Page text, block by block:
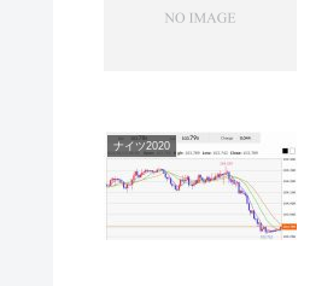
ナイツ2020